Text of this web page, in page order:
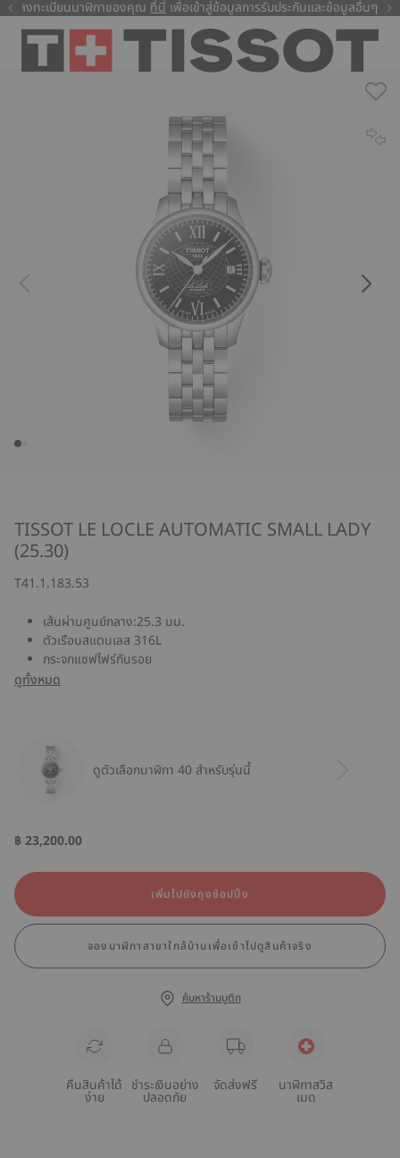
ลงทะเบียนนาฬิกาของคุณ ที่นี่ เพื่อเข้าสู่ข้อมูลการรับประกันและข้อมูลอื่นๆ
ที่นี่
TISSOT LE LOCLE AUTOMATIC SMALL LADY
(25.30)
T41.1.183.53
เส้นผ่านศูนย์กลาง:25.3 มม.
ตัวเรือนสแตนเลส 316L
กระจกแซฟไฟร์กันรอย
ดูทั้งหมด
ดูตัวเลือกนาฬิกา 40 สำหรับรุ่นนี้
฿ 23,200.00
เพิ่มไปยังถุงช้อปปิ้ง
จองนาฬิกาสาขาใกล้บ้านเพื่อเข้าไปดูสินค้าจริง
ค้นหาร้านบูติก
คืนสินค้าได้
ง่าย
ชำระเงินอย่าง
ปลอดภัย
จัดส่งฟรี นาฬิกาสวิส
เมด